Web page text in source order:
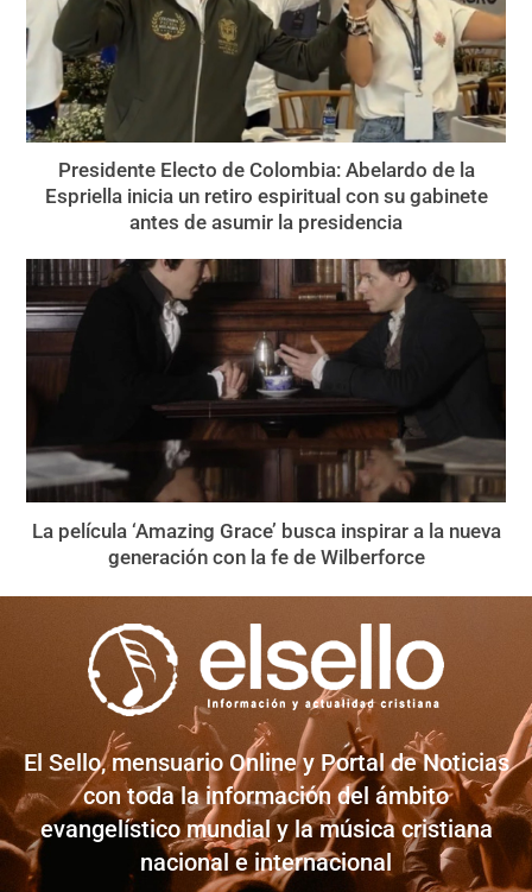
Presidente Electo de Colombia: Abelardo de la
Espriella inicia un retiro espiritual con su gabinete
antes de asumir la presidencia
La película ‘Amazing Grace’ busca inspirar a la nueva
generación con la fe de Wilberforce
El Sello, mensuario Online y Portal de Noticias
con toda la información del ámbito
evangelístico mundial y la música cristiana
nacional e internacional